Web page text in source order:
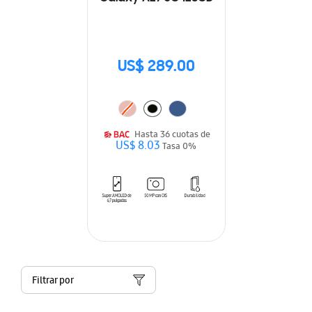
US$ 289.00
Hasta 36 cuotas de
US$ 8.03Tasa 0%
Filtrar por